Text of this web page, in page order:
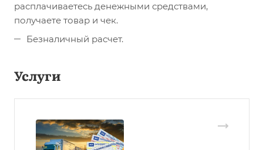
расплачиваетесь денежными средствами,
получаете товар и чек.
Безналичный расчет.
Услуги